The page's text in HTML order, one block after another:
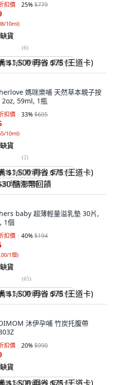
扣價 25%$779
10ml)
貨
(6)
$1,500 再省 $75 (王道卡)
媽咪樂哺 天然草本親子按
2oz, 59ml, 1瓶
扣價 33%$605
10ml)
貨
(2)
$1,500 再省 $75 (王道卡)
酷澎幣回饋
baby 超薄輕量溢乳墊 30片,
1個
扣價 40%$194
1個)
貨
(65)
$1,500 再省 $75 (王道卡)
沐伊孕哺 竹炭托腹帶
扣價 20%$990
貨
$1,500 再省 $75 (王道卡)